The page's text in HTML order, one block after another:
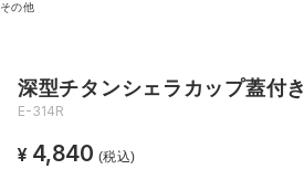
その他
深型チタンシェラカップ蓋付き
E-314R
¥ 4,840 (税込)